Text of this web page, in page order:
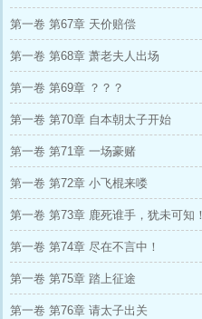
第一卷 第67章 天价赔偿
第一卷 第68章 萧老夫人出场
第一卷 第69章 ？？？
第一卷 第70章 自本朝太子开始
第一卷 第71章 一场豪赌
第一卷 第72章 小飞棍来喽
第一卷 第73章 鹿死谁手，犹未可知！
第一卷 第74章 尽在不言中！
第一卷 第75章 踏上征途
第一卷 第76章 请太子出关